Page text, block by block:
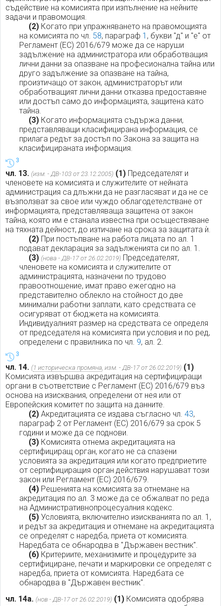
съдействие на комисията при изпълнение на нейните
задачи и правомощия.
(2) Когато при упражняването на правомощията
на комисията по чл. 58, параграф 1 , букви "д" и "е" от
Регламент (ЕС) 2016/679 може да се наруши
задължение на администратора или обработващия
лични данни за опазване на професионална тайна или
друго задължение за опазване на тайна,
произтичащо от закон, администраторът или
обработващият лични данни отказва предоставяне
или достъп само до информацията, защитена като
тайна.
(3) Когато информацията съдържа данни,
представляващи класифицирана информация, се
прилага редът за достъп по Закона за защита на
класифицираната информация.
3
чл. 13. (изм. - ДВ-103 от 23.12.2005) (1) Председателят и
членовете на комисията и служителите от нейната
администрация са длъжни да не разгласяват и да не се
възползват за свое или чуждо облагодетелстване от
информацията, представляваща защитена от закон
тайна, която им е станала известна при осъществяване
на тяхната дейност, до изтичане на срока за защитата ѝ.
(2) При постъпване на работа лицата по ал. 1
подават декларация за задълженията си по ал. 1.
(3) (нова - ДВ-17 от 26.02.2019) Председателят,
членовете на комисията и служителите от
администрацията, назначени по трудово
правоотношение, имат право ежегодно на
представително облекло на стойност до две
минимални работни заплати, като средствата се
осигуряват от бюджета на комисията.
Индивидуалният размер на средствата се определя
от председателя на комисията при условия и по ред,
определени с правилника по чл. 9, ал. 2.
3
чл. 14. (1 историческа промяна, изм. - ДВ-17 от 26.02.2019) (1)
Комисията извършва акредитация на сертифициращи
органи в съответствие с Регламент (ЕС) 2016/679 въз
основа на изисквания, определени от нея или от
Европейския комитет по защита на данните.
(2) Акредитацията се издава съгласно чл.43,
параграф 2 от Регламент (ЕС) 2016/679 за срок 5
години и може да се поднови.
(3) Комисията отнема акредитацията на
сертифициращ орган, когато не са спазени
условията за акредитация или когато предприетите
от сертифициращия орган действия нарушават този
закон или Регламент (ЕС) 2016/679.
(4) Решенията на комисията за отнемане на
акредитация по ал. 3 може да се обжалват по реда
на Административнопроцесуалния кодекс.
(5) Условията, включително изискванията по ал. 1,
и редът за акредитация и отнемане на акредитацията
се определят с наредба, приета от комисията.
Наредбата се обнародва в "Държавен вестник".
(6) Критериите, механизмите и процедурите за
сертифициране, печати и маркировки се определят с
наредба, приета от комисията. Наредбата се
обнародва в "Държавен вестник".
чл. 14а. (нов - ДВ-17 от 26.02.2019) (1) Комисията одобрява